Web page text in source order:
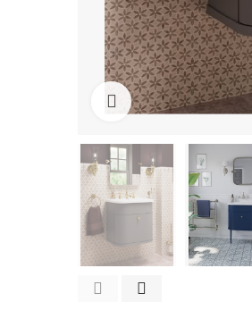
Cliquez pour agrandir